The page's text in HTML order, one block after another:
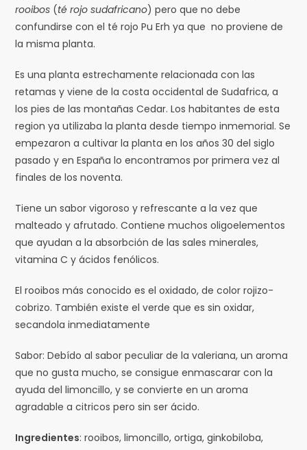
rooibos (té rojo sudafricano) pero que no debe
confundirse con el té rojo Pu Erh ya que no proviene de
la misma planta.
Es una planta estrechamente relacionada con las
retamas y viene de la costa occidental de Sudafrica, a
los pies de las montañas Cedar. Los habitantes de esta
region ya utilizaba la planta desde tiempo inmemorial. Se
empezaron a cultivar la planta en los años 30 del siglo
pasado y en España lo encontramos por primera vez al
finales de los noventa.
Tiene un sabor vigoroso y refrescante a la vez que
malteado y afrutado. Contiene muchos oligoelementos
que ayudan a la absorbción de las sales minerales,
vitamina C y ácidos fenólicos.
El rooibos más conocido es el oxidado, de color rojizo-
cobrizo. También existe elverde que es sin oxidar,
secandola inmediatamente
Sabor: Debído al sabor peculiar de la valeriana, un aroma
que no gusta mucho, se consigue enmascarar con la
ayuda del limoncillo, y se convierte en un aroma
agradable a citricos pero sin ser ácido.
Ingredientes: rooibos, limoncillo, ortiga, ginkobiloba,